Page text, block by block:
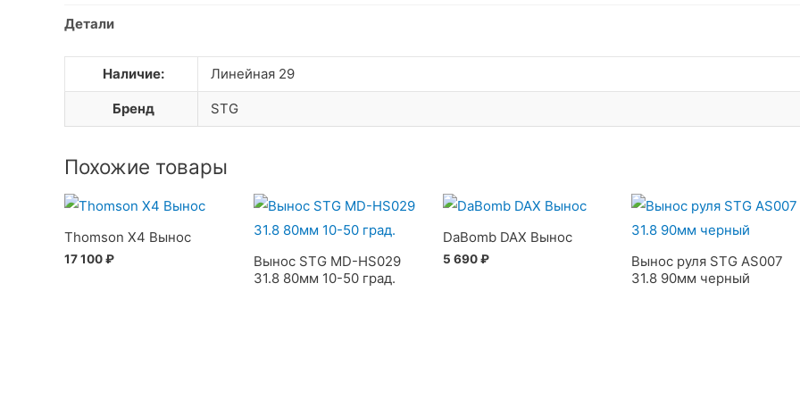
Детали
Наличие: Линейная 29
Бренд STG
Похожие товары
Thomson X4 Вынос
17 100₽
Вынос STG MD-HS029
31.8 80мм 10-50 град.
DaBomb DAX Вынос
5 690₽
Вынос руля STG AS007
31.8 90мм черный